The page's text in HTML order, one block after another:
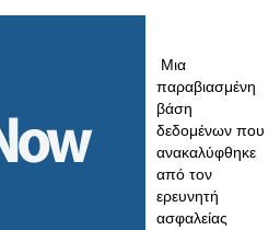
Μια
παραβιασμένη
βάση
δεδομένων που
ανακαλύφθηκε
από τον
ερευνητή
ασφαλείας